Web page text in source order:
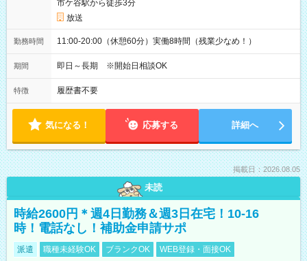
市ケ谷駅から徒歩3分
放送
勤務時間 11:00-20:00（休憩60分）実働8時間（残業少なめ！）
期間 即日～長期 ※開始日相談OK
特徴 履歴書不要
気になる！ 応募する 詳細へ
掲載日：2026.08.05
未読
時給2600円＊週4日勤務＆週3日在宅！10-16
時！電話なし！補助金申請サポ
派遣 職種未経験OK ブランクOK WEB登録・面接OK